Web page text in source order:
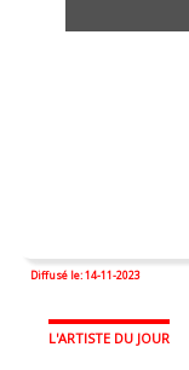
Diffusé le: 14-11-2023
L'ARTISTE DU JOUR